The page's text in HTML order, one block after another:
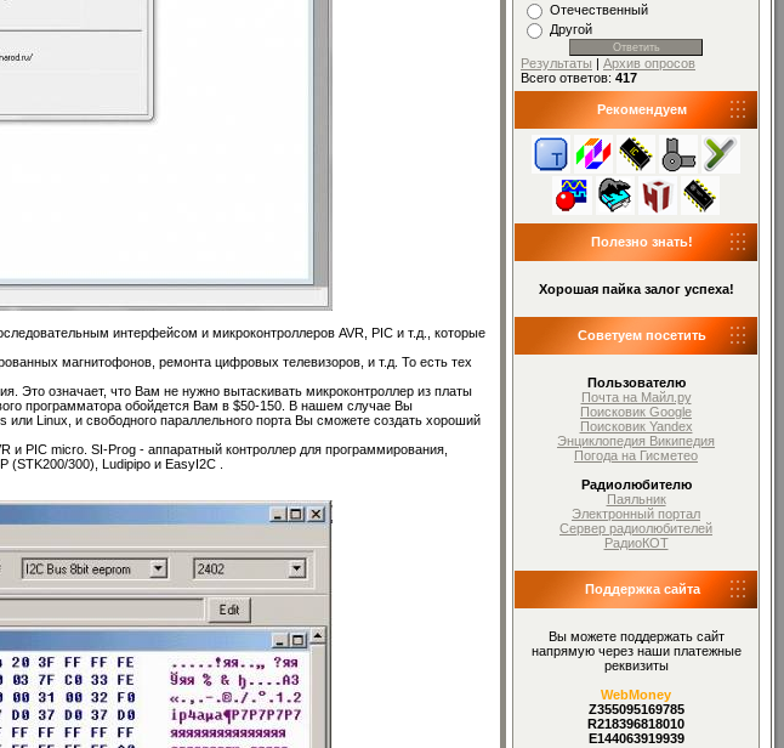
интерфейсом и микроконтроллеров AVR, PIC и т.д., которые
магнитофонов, ремонта цифровых телевизоров, и т.д. То есть тех
Это означает, что Вам не нужно вытаскивать микроконтроллер из платы
программатора обойдется Вам в $50-150. В нашем случае Вы
Linux, и свободного параллельного порта Вы сможете создать хороший
PIC micro. SI-Prog - аппаратный контроллер для программирования,
(STK200/300), Ludipipo и EasyI2C .
Отечественный
Другой
Результаты | Архив опросов
Всего ответов: 417
Рекомендуем
Полезно знать!
Хорошая пайка залог успеха!
Советуем посетить
Пользователю
Почта на Майл.ру
Поисковик Google
Поисковик Yandex
Энциклопедия Википедия
Погода на Гисметео
Радиолюбителю
Паяльник
Электронный портал
Сервер радиолюбителей
РадиоКОТ
Поддержка сайта
Вы можете поддержать сайт
напрямую через наши платежные
реквизиты
WebMoney
Z355095169785
R218396818010
E144063919939